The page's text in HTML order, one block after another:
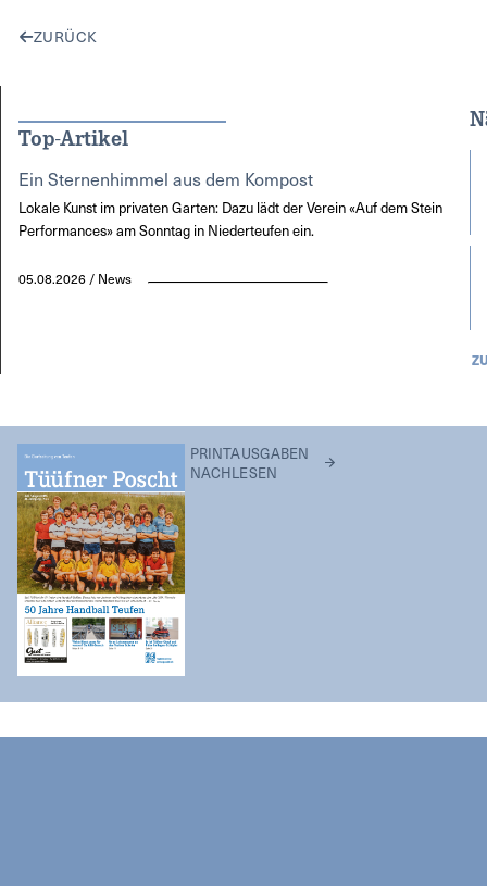
ZURÜCK
Top-Artikel
Ein Sternenhimmel aus dem Kompost
Lokale Kunst im privaten Garten: Dazu lädt der Verein «Auf dem Stein
Performances» am Sonntag in Niederteufen ein.
05.08.2026 / News
PRINTAUSGABEN
NACHLESEN